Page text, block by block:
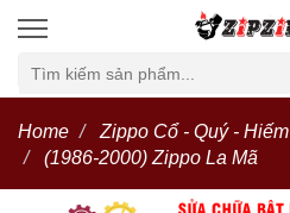
Home
Zippo Cổ - Quý - Hiếm
(1986-2000) Zippo La Mã